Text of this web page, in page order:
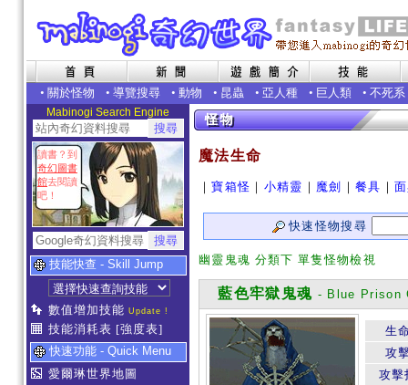
• 關於怪物 • 導覽搜尋 • 動物 • 昆蟲 • 亞人種 • 巨人類 • 不死系
Mabinogi Search Engine
讀書？到
奇幻圖書
館去閱讀
吧！
技能快查 - Skill Jump
數值增加技能 Update !
技能消耗表 [強度表]
快速功能 - Quick Menu
愛爾琳世界地圖
魔法生命
｜寶箱怪 ｜ 小精靈 ｜ 魔劍 ｜餐具 ｜
快速怪物搜尋
幽靈鬼魂 分類下 單隻怪物檢視
藍色牢獄鬼魂 - Blue Prison
生
攻
攻擊